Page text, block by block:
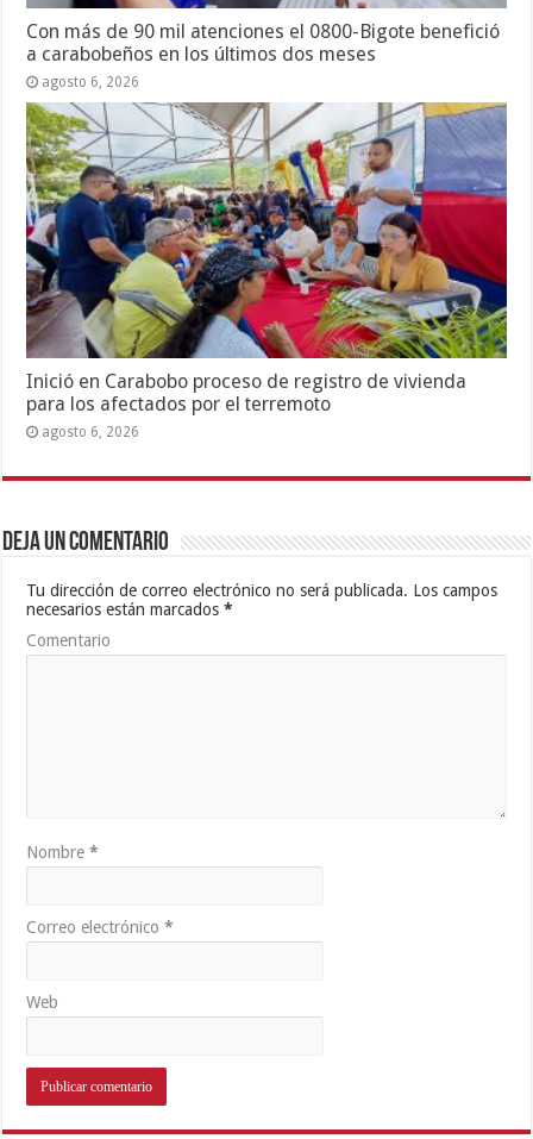
Con más de 90 mil atenciones el 0800-Bigote benefició
a carabobeños en los últimos dos meses
agosto 6, 2026
Inició en Carabobo proceso de registro de vivienda
para los afectados por el terremoto
agosto 6, 2026
Deja un comentario
Tu dirección de correo electrónico no será publicada. Los campos
necesarios están marcados*
Comentario
Nombre*
Correo electrónico*
Web